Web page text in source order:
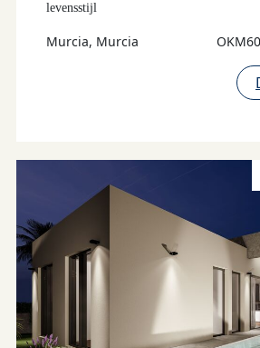
levensstijl
Murcia, Murcia